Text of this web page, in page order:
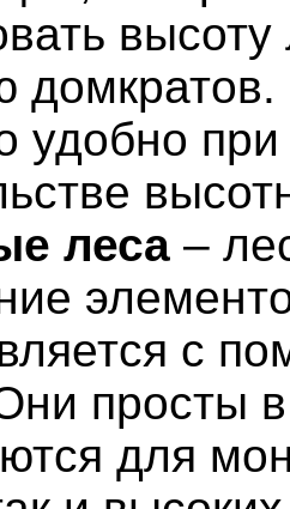
высоту
домкратов.
удобно при
леса –
с
просты
для